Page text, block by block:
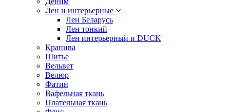
Лен и интерьерные
Лен Беларусь
Лен тонкий
Лен интерьерный и DUCK
Крапива
Шитье
Вельвет
Велюр
Фатин
Вафельная ткань
Плательная ткань